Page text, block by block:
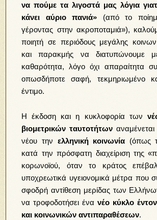
να πούμε τα λιγοστά μας λόγια
κάνει αύριο πανιά» (από το
γέροντας στην ακροποταμιά»),
ποιητή σε περιόδους μεγάλης
και παρακμής να διατυπώνουμε
καθαρότητα, λόγο όχι απαραίτητα
οπωσδήποτε σαφή, τεκμηριωμένο
έντιμο.
Η έκδοση και η κυκλοφορία των
βιομετρικών ταυτοτήτων
νέου την ελληνική κοινωνία (όπως
κατά την πρόσφατη διαχείριση της
κορωνοϊού, όταν το κράτος
υποχρεωτικά υγειονομικά μέτρα που
σφοδρή αντίθεση μερίδας των
να τροφοδοτήσει ένα νέο κύκλο
και κοινωνικών αντιπαραθέσεων.